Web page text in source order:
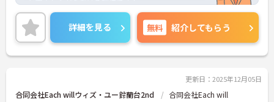
ご興味ある方には、面接のポイントなど、さらに詳
細をお話致しますのでお気軽にご相談ください。
詳細を見る 無料 紹介してもらう
更新日：2025年12月05日
合同会社Each willウィズ・ユー鈴蘭台2nd 合同会社Each will